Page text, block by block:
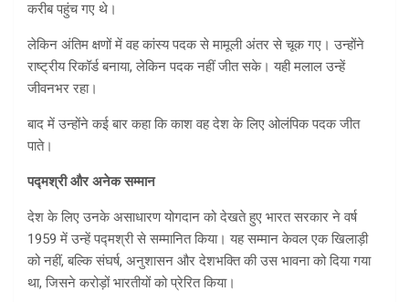
करीब पहुंच गए थे।
लेकिन अंतिम क्षणों में वह कांस्य पदक से मामूली अंतर से चूक गए। उन्होंने
राष्ट्रीय रिकॉर्ड बनाया, लेकिन पदक नहीं जीत सके। यही मलाल उन्हें
जीवनभर रहा।
बाद में उन्होंने कई बार कहा कि काश वह देश के लिए ओलंपिक पदक जीत
पाते।
पद्मश्री और अनेक सम्मान
देश के लिए उनके असाधारण योगदान को देखते हुए भारत सरकार ने वर्ष
1959 में उन्हें पद्मश्री से सम्मानित किया। यह सम्मान केवल एक खिलाड़ी
को नहीं, बल्कि संघर्ष, अनुशासन और देशभक्ति की उस भावना को दिया गया
था, जिसने करोड़ों भारतीयों को प्रेरित किया।